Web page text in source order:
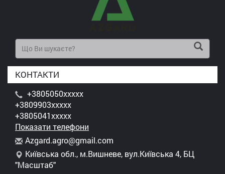
КОНТАКТИ
+3805050xxxxx
+3809903xxxxx
+3805041xxxxx
Показати телефони
Azgard.agro@gmail.com
Київська обл., м.Вишневе, вул.Київська 4, БЦ
"Масштаб"